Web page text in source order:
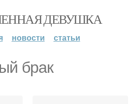
ДЕВУШКА
новости статьи
брак